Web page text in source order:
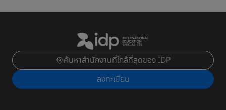
ค้นหาสำนักงานที่ใกล้ที่สุดของ IDP
ลงทะเบียน